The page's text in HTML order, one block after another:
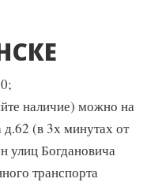
наличие) можно на
(в 3х минутах от
улиц Богдановича
транспорта